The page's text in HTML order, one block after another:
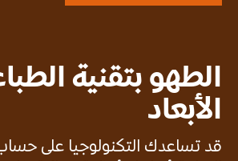
الطهو بتقنية
الأبعاد
قد تساعدك التكنولوجيا على